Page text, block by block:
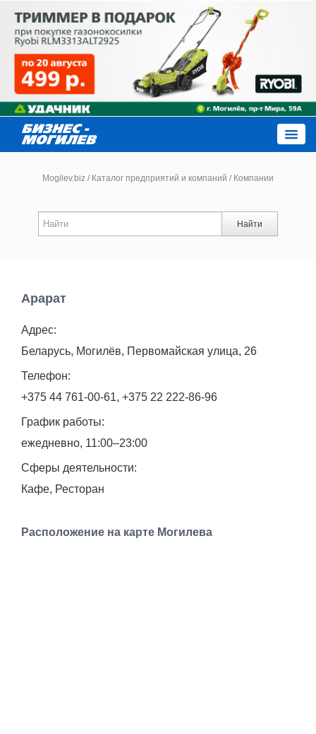
Новости компаний
Каталог
Работа
Объявления
Транспорт
Погода
Mogilev.biz / Каталог предприятий и компаний / Компании
Найти
Арарат
Адрес:
Беларусь, Могилёв, Первомайская улица, 26
Телефон:
+375 44 761-00-61, +375 22 222-86-96
График работы:
ежедневно, 11:00–23:00
Сферы деятельности:
Кафе, Ресторан
Расположение на карте Могилева